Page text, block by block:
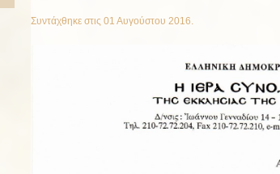
Συντάχθηκε στις 01 Αυγούστου 2016.